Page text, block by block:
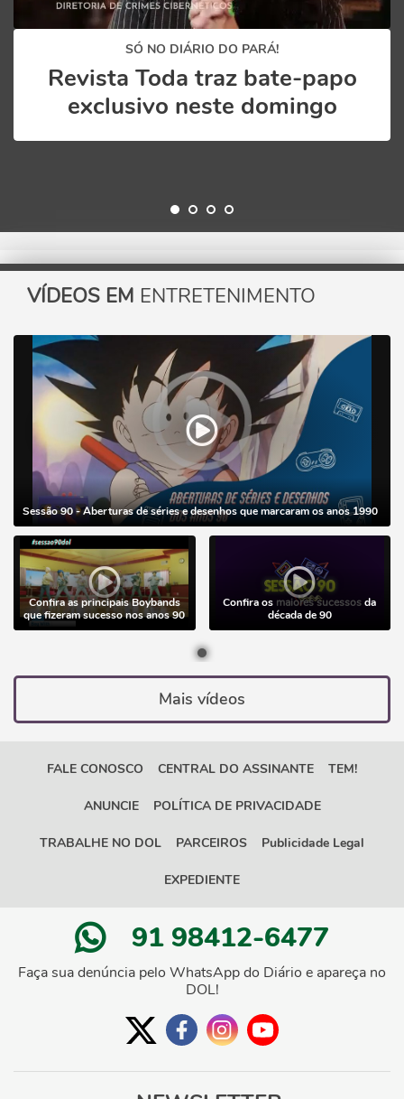
SÓ NO DIÁRIO DO PARÁ!
Revista Toda traz bate-papo
exclusivo neste domingo
VÍDEOS EM ENTRETENIMENTO
Sessão 90 - Aberturas de séries e desenhos que marcaram os anos 1990
Confira as principais Boybands
que fizeram sucesso nos anos 90
Confira os maiores sucessosda
década de 90
Mais vídeos
FALE CONOSCO CENTRAL DO ASSINANTE TEM!
ANUNCIE POLÍTICA DE PRIVACIDADE
TRABALHE NO DOL PARCEIROS Publicidade Legal
EXPEDIENTE
91 98412-6477
Faça sua denúncia pelo WhatsApp do Diário e apareça no
DOL!